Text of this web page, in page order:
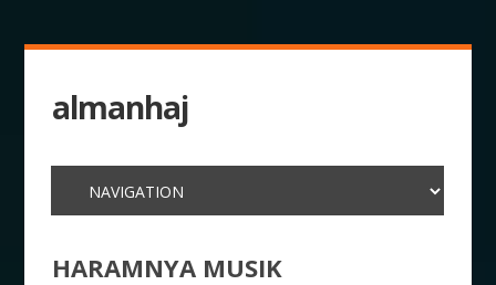
almanhaj
HARAMNYA MUSIK